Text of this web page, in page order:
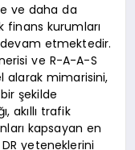
ve daha da
finans kurumları
etmektedir.
ve R-A-A-S
mimarisini,
şekilde
akıllı trafik
kapsayan en
yeteneklerini